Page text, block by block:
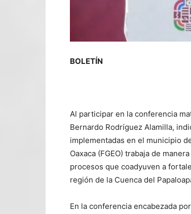
BOLETÍN
Al participar en la conferencia
Bernardo Rodríguez Alamilla,
implementadas en el municipio
Oaxaca (FGEO) trabaja de
procesos que coadyuven a
región de la Cuenca del
En la conferencia encabezada